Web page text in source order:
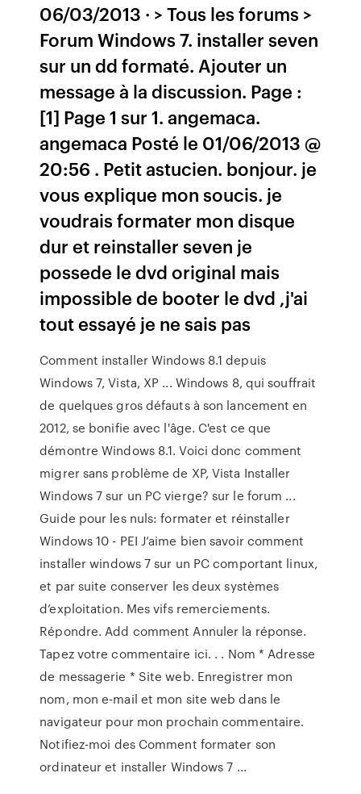
06/03/2013 · > Tous les forums >
Forum Windows 7. installer seven
sur un dd formaté. Ajouter un
message à la discussion. Page :
[1] Page 1 sur 1. angemaca.
angemaca Posté le 01/06/2013 @
20:56 . Petit astucien. bonjour. je
vous explique mon soucis. je
voudrais formater mon disque
dur et reinstaller seven je
possede le dvd original mais
impossible de booter le dvd ,j'ai
tout essayé je ne sais pas
Comment installer Windows 8.1 depuis
Windows 7, Vista, XP ... Windows 8, qui souffrait
de quelques gros défauts à son lancement en
2012, se bonifie avec l'âge. C'est ce que
démontre Windows 8.1. Voici donc comment
migrer sans problème de XP, Vista Installer
Windows 7 sur un PC vierge? sur le forum ...
Guide pour les nuls: formater et réinstaller
Windows 10 - PEI J’aime bien savoir comment
installer windows 7 sur un PC comportant linux,
et par suite conserver les deux systèmes
d’exploitation. Mes vifs remerciements.
Répondre. Add comment Annuler la réponse.
Tapez votre commentaire ici. . . Nom * Adresse
de messagerie * Site web. Enregistrer mon
nom, mon e-mail et mon site web dans le
navigateur pour mon prochain commentaire.
Notifiez-moi des Comment formater son
ordinateur et installer Windows 7 ...